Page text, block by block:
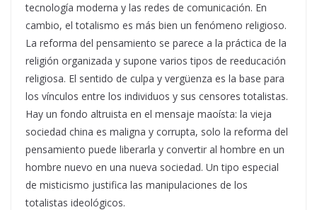
tecnología moderna y las redes de comunicación. En
cambio, el totalismo es más bien un fenómeno religioso.
La reforma del pensamiento se parece a la práctica de la
religión organizada y supone varios tipos de reeducación
religiosa. El sentido de culpa y vergüenza es la base para
los vínculos entre los individuos y sus censores totalistas.
Hay un fondo altruista en el mensaje maoísta: la vieja
sociedad china es maligna y corrupta, solo la reforma del
pensamiento puede liberarla y convertir al hombre en un
hombre nuevo en una nueva sociedad. Un tipo especial
de misticismo justifica las manipulaciones de los
totalistas ideológicos.